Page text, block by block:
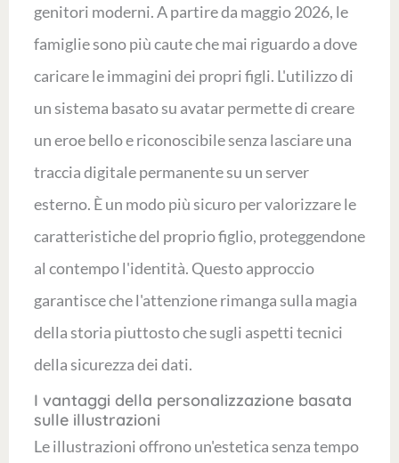
genitori moderni. A partire da maggio 2026, le
famiglie sono più caute che mai riguardo a dove
caricare le immagini dei propri figli. L'utilizzo di
un sistema basato su avatar permette di creare
un eroe bello e riconoscibile senza lasciare una
traccia digitale permanente su un server
esterno. È un modo più sicuro per valorizzare le
caratteristiche del proprio figlio, proteggendone
al contempo l'identità. Questo approccio
garantisce che l'attenzione rimanga sulla magia
della storia piuttosto che sugli aspetti tecnici
della sicurezza dei dati.
I vantaggi della personalizzazione basata
sulle illustrazioni
Le illustrazioni offrono un'estetica senza tempo